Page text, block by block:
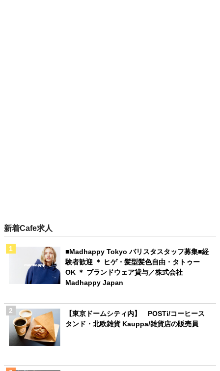
新着Cafe求人
■Madhappy Tokyo バリスタスタッフ募集■経
験者歓迎 ＊ ヒゲ・髪型髪色自由・タトゥー
OK ＊ ブランドウェア貸与／株式会社
Madhappy Japan
【東京ドームシティ内】 POSTi/コーヒース
タンド・北欧雑貨 Kauppa/雑貨店の販売員